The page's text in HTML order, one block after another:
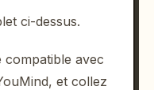
ci-dessus.
avec
et collez